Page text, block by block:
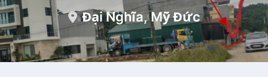
Đại Nghĩa, Mỹ Đức